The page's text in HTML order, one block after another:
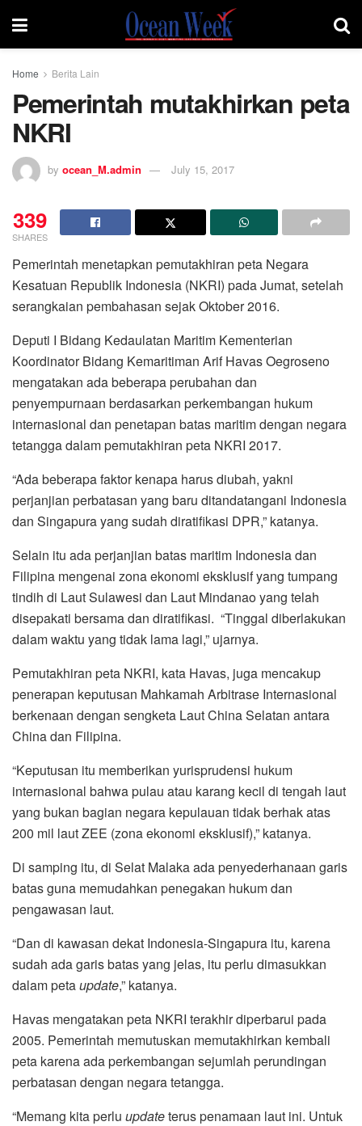
Home Berita Lain
Pemerintah mutakhirkan peta
NKRI
by ocean_M.admin July 15, 2017
339
SHARES
Pemerintah menetapkan pemutakhiran peta Negara
Kesatuan Republik Indonesia (NKRI) pada Jumat, setelah
serangkaian pembahasan sejak Oktober 2016.
Deputi I Bidang Kedaulatan Maritim Kementerian
Koordinator Bidang Kemaritiman Arif Havas Oegroseno
mengatakan ada beberapa perubahan dan
penyempurnaan berdasarkan perkembangan hukum
internasional dan penetapan batas maritim dengan negara
tetangga dalam pemutakhiran peta NKRI 2017.
“Ada beberapa faktor kenapa harus diubah, yakni
perjanjian perbatasan yang baru ditandatangani Indonesia
dan Singapura yang sudah diratifikasi DPR,” katanya.
Selain itu ada perjanjian batas maritim Indonesia dan
Filipina mengenai zona ekonomi eksklusif yang tumpang
tindih di Laut Sulawesi dan Laut Mindanao yang telah
disepakati bersama dan diratifikasi. “Tinggal diberlakukan
dalam waktu yang tidak lama lagi,” ujarnya.
Pemutakhiran peta NKRI, kata Havas, juga mencakup
penerapan keputusan Mahkamah Arbitrase Internasional
berkenaan dengan sengketa Laut China Selatan antara
China dan Filipina.
“Keputusan itu memberikan yurisprudensi hukum
internasional bahwa pulau atau karang kecil di tengah laut
yang bukan bagian negara kepulauan tidak berhak atas
200 mil laut ZEE (zona ekonomi eksklusif),” katanya.
Di samping itu, di Selat Malaka ada penyederhanaan garis
batas guna memudahkan penegakan hukum dan
pengawasan laut.
“Dan di kawasan dekat Indonesia-Singapura itu, karena
sudah ada garis batas yang jelas, itu perlu dimasukkan
dalam petaupdate,” katanya.
Havas mengatakan peta NKRI terakhir diperbarui pada
2005. Pemerintah memutuskan memutakhirkan kembali
peta karena ada perkembangan sejumlah perundingan
perbatasan dengan negara tetangga.
“Memang kita perlu updateterus penamaan laut ini. Untuk